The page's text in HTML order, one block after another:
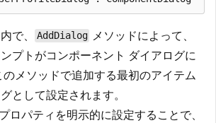
で、 AddDialog メソッドによって、
プトがコンポーネント ダイアログに
メソッドで追加する最初のアイテム
として設定されます。
プロパティを明示的に設定することで、